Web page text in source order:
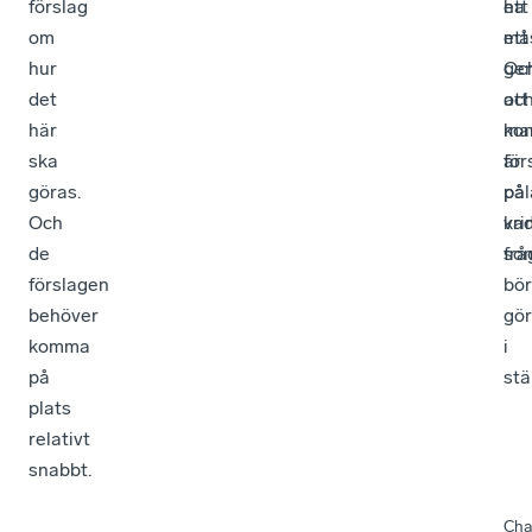
förslag
om
hur
det
här
ska
göras.
Och
de
förslagen
behöver
komma
på
plats
relativt
snabbt.
ha
ett
på
bör
i
ett
att
är